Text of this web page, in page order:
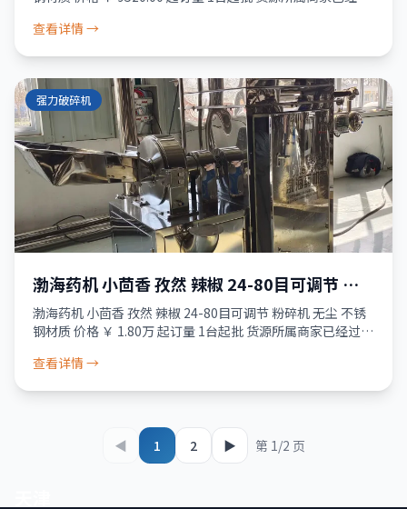
5天
查看详情 →
强力破碎机
渤海药机 小茴香 孜然 辣椒 24-80目可调节 粉
碎机 无尘 不锈钢材质
渤海药机 小茴香 孜然 辣椒 24-80目可调节 粉碎机 无尘 不锈
钢材质 价格 ￥ 1.80万 起订量 1台起批 货源所属商家已经过真
查看详情 →
◀ 1 2 ▶ 第 1/2 页